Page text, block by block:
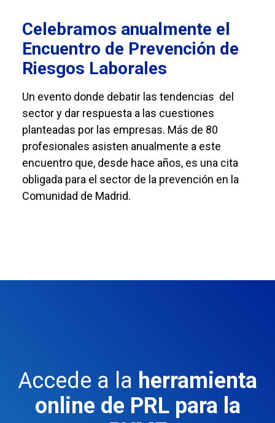
Celebramos anualmente el
Encuentro de Prevención de
Riesgos Laborales
Un evento donde debatir las tendencias del
sector y dar respuesta a las cuestiones
planteadas por las empresas. Más de 80
profesionales asisten anualmente a este
encuentro que, desde hace años, es una cita
obligada para el sector de la prevención en la
Comunidad de Madrid.
Accede a la herramienta
online de PRL para la